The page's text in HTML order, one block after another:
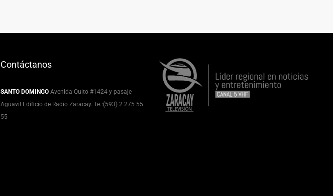
Contáctanos
SANTO DOMINGO Avenida Quito #1424 y pasaje
Aguavil Edificio de Radio Zaracay. Te.:(593) 2 275 55
55